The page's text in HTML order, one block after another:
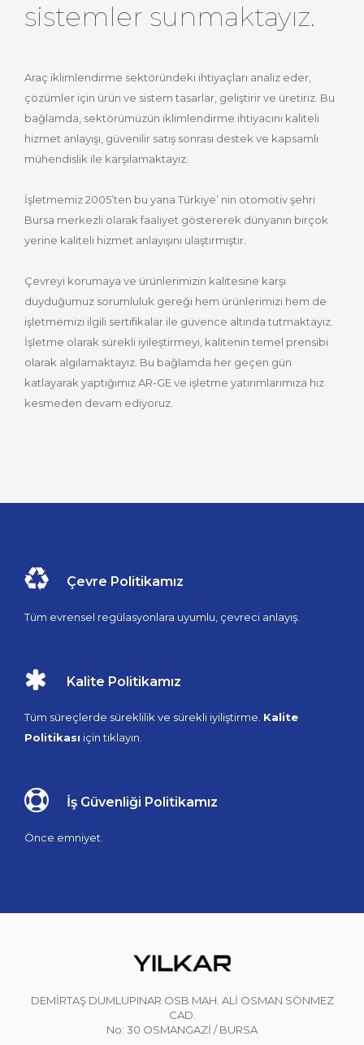
sistemler sunmaktayız.
Araç iklimlendirme sektöründeki ihtiyaçları analiz eder,
çözümler için ürün ve sistem tasarlar, geliştirir ve üretiriz. Bu
bağlamda, sektörümüzün iklimlendirme ihtiyacını kaliteli
hizmet anlayışı, güvenilir satış sonrası destek ve kapsamlı
mühendislik ile karşılamaktayız.
İşletmemiz 2005’ten bu yana Türkiye’ nin otomotiv şehri
Bursa merkezli olarak faaliyet göstererek dünyanın birçok
yerine kaliteli hizmet anlayışını ulaştırmıştır.
Çevreyi korumaya ve ürünlerimizin kalitesine karşı
duyduğumuz sorumluluk gereği hem ürünlerimizi hem de
işletmemizi ilgili sertifikalar ile güvence altında tutmaktayız.
İşletme olarak sürekli iyileştirmeyi, kalitenin temel prensibi
olarak algılamaktayız. Bu bağlamda her geçen gün
katlayarak yaptığımız AR-GE ve işletme yatırımlarımıza hız
kesmeden devam ediyoruz.
Çevre Politikamız
Tüm evrensel regülasyonlara uyumlu, çevreci anlayış.
Kalite Politikamız
Tüm süreçlerde süreklilik ve sürekli iyiliştirme. Kalite
Politikası için tıklayın.
İş Güvenliği Politikamız
Önce emniyet.
DEMİRTAŞ DUMLUPINAR OSB MAH. ALİ OSMAN SÖNMEZ
CAD.
No: 30 OSMANGAZİ / BURSA